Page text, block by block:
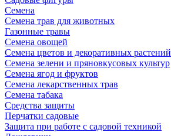
Семена
Семена трав для животных
Газонные травы
Семена овощей
Семена цветов и декоративных растений
Семена зелени и пряновкусовых культур
Семена ягод и фруктов
Семена лекарственных трав
Семена табака
Средства защиты
Перчатки садовые
Защита при работе с садовой техникой